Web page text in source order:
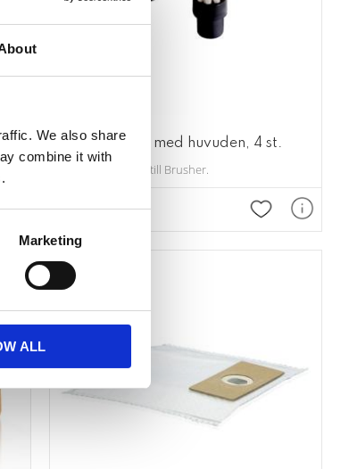
We also share
combine it with
Marketing
ALL
till i favoriter
Brusher - set med huvuden, 4 st.
Set med borstar till Brusher.
Lägg till i